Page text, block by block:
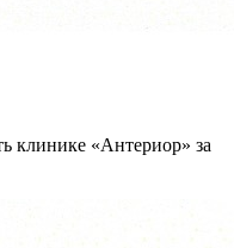
клинике «Антериор» за